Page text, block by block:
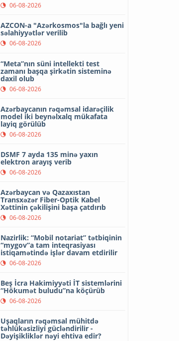
06-08-2026
AZCON-a "Azərkosmos"la bağlı yeni
səlahiyyətlər verilib
06-08-2026
“Meta”nın süni intellekti test
zamanı başqa şirkətin sisteminə
daxil olub
06-08-2026
Azərbaycanın rəqəmsal idarəçilik
model iki beynəlxalq mükafata
layiq görülüb
06-08-2026
DSMF 7 ayda 135 minə yaxın
elektron arayış verib
06-08-2026
Azərbaycan və Qazaxıstan
Transxəzər Fiber-Optik Kabel
Xəttinin çəkilişini başa çatdırıb
06-08-2026
Nazirlik: “Mobil notariat” tətbiqinin
“mygov”a tam inteqrasiyası
istiqamətində işlər davam etdirilir
06-08-2026
Beş İcra Hakimiyyəti İT sistemlərini
“Hökumət buludu”na köçürüb
06-08-2026
Uşaqların rəqəmsal mühitdə
təhlükəsizliyi gücləndirilir -
Dəyişikliklər nəyi ehtiva edir?